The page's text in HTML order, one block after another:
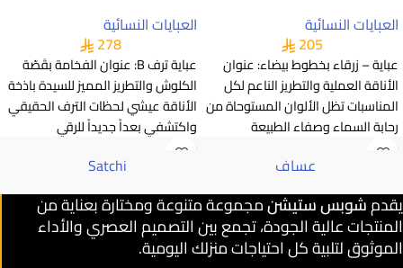
العبايات النسائية
205
عباية – زرقاء بخطوط بيضاء: عنوان
الأناقة العملية والتطريز الناعم لكل
المناسبات تظل الألوان المستوحاة من
رحابة السماء وصفاء الطبيعة
العبايات النسائية
278
عباية ترف B: عنوان الفخامة بقَصّة
الكلوش والتطريز المميز للسيدة باذخة
الأناقة عيشي لحظات الترف الحقيقي
واكتشفي بعداً جديداً للرقي
عساف Satchi
يقدمشوبس ستيشنمجموعة متنوعة ومختارة بعناية من
المنتجات عالية الجودة، تجمع بين التصميم العصري والأداء
الموثوق لتلبية كل احتياجات منزلك اليومية.